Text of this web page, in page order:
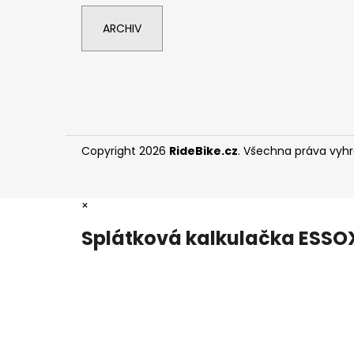
ARCHIV
Copyright 2026 RideBike.cz. Všechna práva
×
Splátková kalkulačka